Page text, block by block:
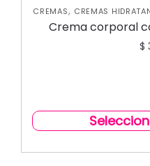
CREMAS, CREMAS
CARE
Crema corporal
$